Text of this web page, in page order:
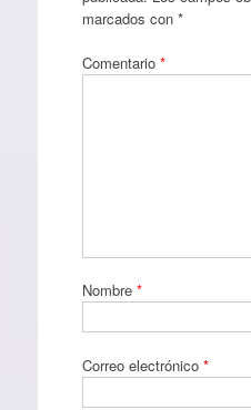
marcados con *
Comentario *
Nombre *
Correo electrónico *